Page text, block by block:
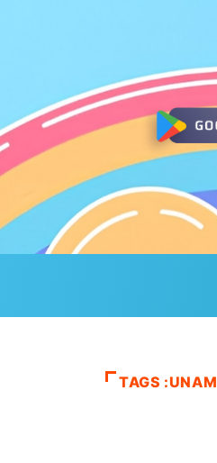
TAGS :UNAM